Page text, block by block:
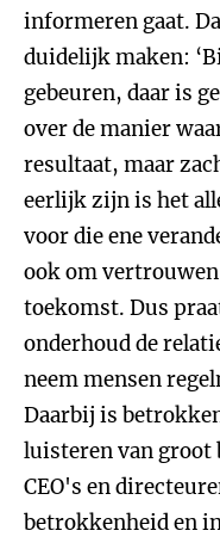
informeren gaat.
duidelijk maken:
gebeuren, daar is
over de manier
resultaat, maar
eerlijk zijn is het
voor die ene
ook om
toekomst. Dus
onderhoud de
neem mensen
Daarbij is
luisteren van groot
CEO's en
betrokkenheid en